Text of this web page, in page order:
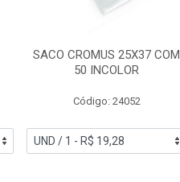
SACO CROMUS 25X37 COM
50 INCOLOR
Código: 24052